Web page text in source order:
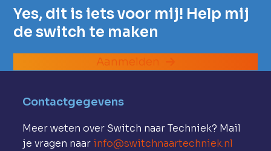
Yes, dit is iets voor mij! Help mij
de switch te maken
Aanmelden
Contactgegevens
Meer weten over Switch naar Techniek? Mail
je vragen naar info@switchnaartechniek.nl